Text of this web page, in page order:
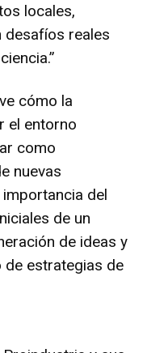
locales,
desafíos reales
cómo la
el entorno
como
nuevas
del
de un
de ideas y
estrategias de